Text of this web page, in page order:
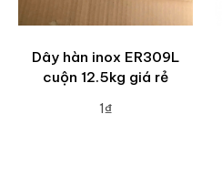
Dây hàn inox ER309L
cuộn 12.5kg giá rẻ
1₫